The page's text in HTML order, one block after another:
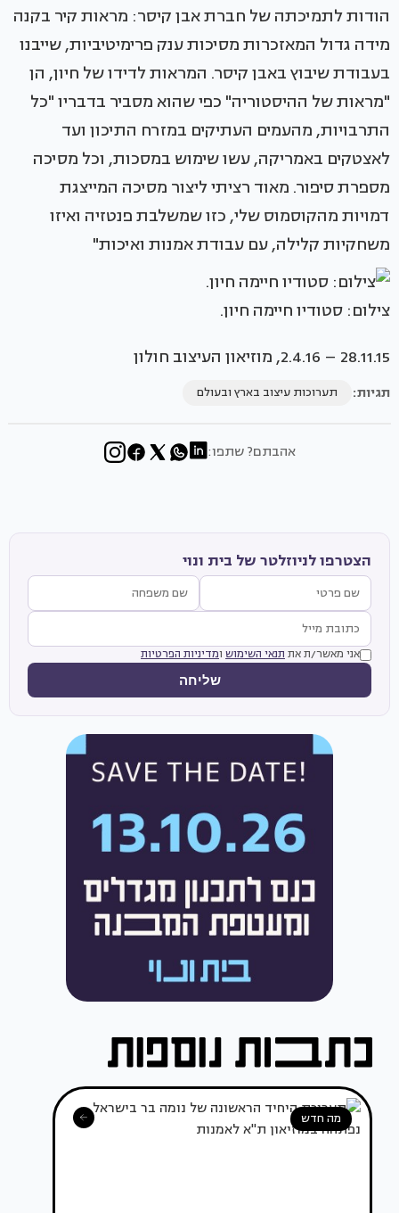
הודות לתמיכתה של חברת אבן קיסר: מראות קיר בקנה
מידה גדול המאזכרות מסיכות ענק פרימיטיביות, שייבנו
בעבודת שיבוץ באבן קיסר. המראות לדידו של חיון, הן
"מראות של ההיסטוריה" כפי שהוא מסביר בדבריו "כל
התרבויות, מהעמים העתיקים במזרח התיכון ועד
לאצטקים באמריקה, עשו שימוש במסכות, וכל מסיכה
מספרת סיפור. מאוד רציתי ליצור מסיכה המייצגת
דמויות מהקוסמוס שלי, כזו שמשלבת פנטזיה ואיזו
משחקיות קלילה, עם עבודת אמנות ואיכות"
צילום: סטודיו חיימה חיון.
28.11.15 – 2.4.16, מוזיאון העיצוב חולון
תגיות: תערוכות עיצוב בארץ ובעולם
אהבתם? שתפו:
הצטרפו לניוזלטר של בית ונוי
אני מאשר/ת את תנאי השימוש ומדיניות הפרטיות
שליחה
מה חדש